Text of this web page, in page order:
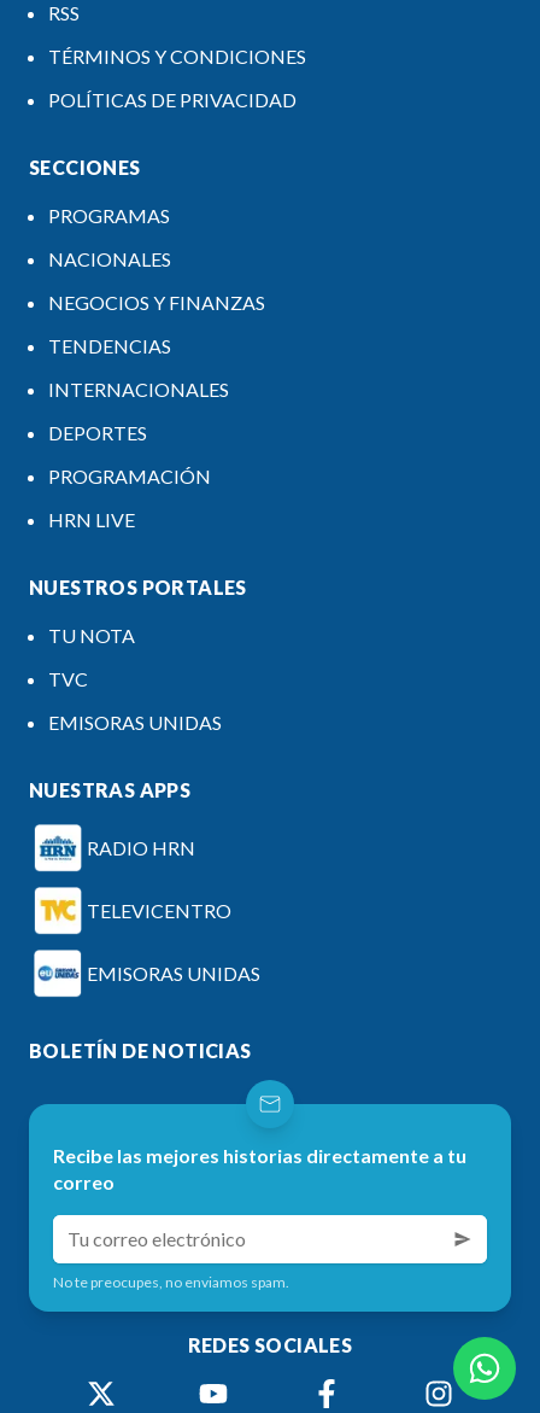
RSS
TÉRMINOS Y CONDICIONES
POLÍTICAS DE PRIVACIDAD
SECCIONES
PROGRAMAS
NACIONALES
NEGOCIOS Y FINANZAS
TENDENCIAS
INTERNACIONALES
DEPORTES
PROGRAMACIÓN
HRN LIVE
NUESTROS PORTALES
TU NOTA
TVC
EMISORAS UNIDAS
NUESTRAS APPS
RADIO HRN
TELEVICENTRO
EMISORAS UNIDAS
BOLETÍN DE NOTICIAS
Recibe las mejores historias directamente a tu
correo
No te preocupes, no enviamos spam.
REDES SOCIALES